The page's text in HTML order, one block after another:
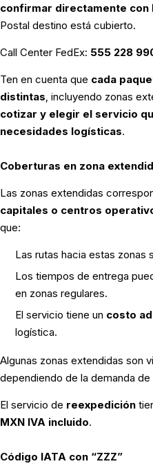
confirmar directamente con
Postal destino está cubierto.
Call Center FedEx: 555 228
Ten en cuenta que cada
distintas, incluyendo zonas
cotizar y elegir el servicio
necesidades logísticas.
Coberturas en zona
Las zonas extendidas
capitales o centros
que:
Las rutas hacia estas zonas
Los tiempos de entrega
en zonas regulares.
El servicio tiene un costo
logística.
Algunas zonas extendidas son
dependiendo de la demanda
El servicio de reexpedición
MXN IVA incluido.
Código IATA con “ZZZ”